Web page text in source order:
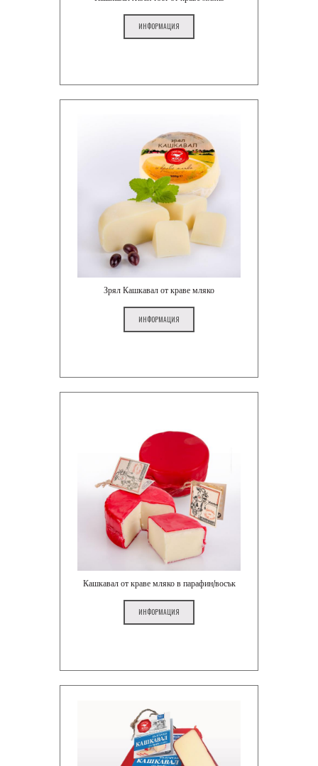
ИНФОРМАЦИЯ
Зрял Кашкавал от краве мляко
ИНФОРМАЦИЯ
Кашкавал от краве мляко в парафин/восък
ИНФОРМАЦИЯ